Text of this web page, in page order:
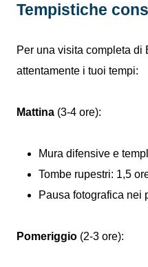
Tempistiche
Per una visita completa
attentamente i tuoi tempi:
Mattina (3-4 ore):
Mura difensive e
Tombe rupestri: 1,5
Pausa fotografica nei
Pomeriggio (2-3 ore):